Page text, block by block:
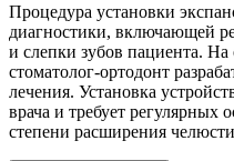
Процедура установки
диагностики, включающей
и слепки зубов пациента.
стоматолог-ортодонт
лечения. Установка
врача и требует регулярных
степени расширения